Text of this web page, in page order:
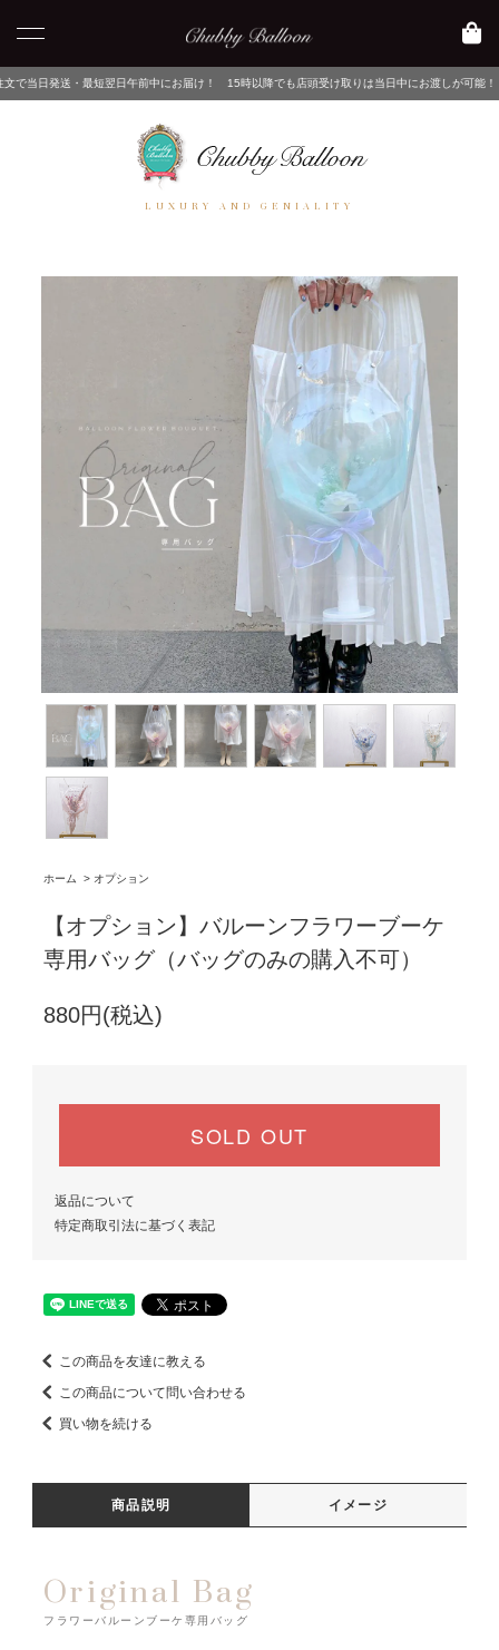
翌日午前中にお届け！ 15時以降でも店頭受け取りは当日中にお渡しが可能！ ネットでご注
LUXURY AND GENIALITY
ホーム > オプション
【オプション】バルーンフラワーブーケ
専用バッグ（バッグのみの購入不可）
880円(税込)
SOLD OUT
返品について
特定商取引法に基づく表記
この商品を友達に教える
この商品について問い合わせる
買い物を続ける
商品説明 イメージ
Original Bag
フラワーバルーンブーケ専用バッグ